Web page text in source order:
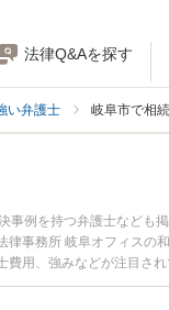
法律Q&Aを探す
い弁護士 岐阜市で相
例を持つ弁護士なども
事務所 岐阜オフィスの
用、強みなどが注目さ
士を検索したい』『初